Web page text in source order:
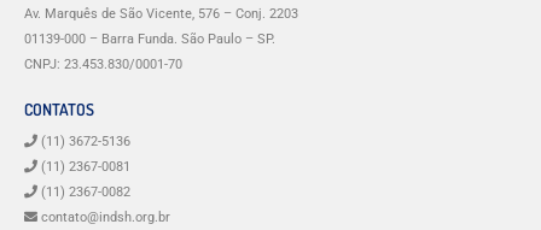
Av. Marquês de São Vicente, 576 – Conj. 2203
01139-000 – Barra Funda. São Paulo – SP.
CNPJ: 23.453.830/0001-70
CONTATOS
(11) 3672-5136
(11) 2367-0081
(11) 2367-0082
contato@indsh.org.br